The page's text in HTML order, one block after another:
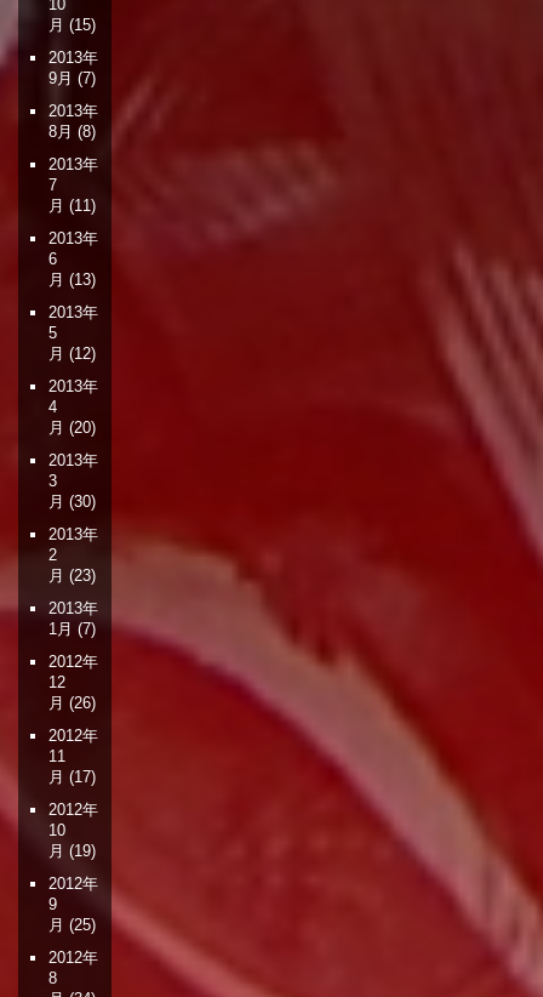
10
月 (15)
2013年
9月 (7)
2013年
8月 (8)
2013年
7
月 (11)
2013年
6
月 (13)
2013年
5
月 (12)
2013年
4
月 (20)
2013年
3
月 (30)
2013年
2
月 (23)
2013年
1月 (7)
2012年
12
月 (26)
2012年
11
月 (17)
2012年
10
月 (19)
2012年
9
月 (25)
2012年
8